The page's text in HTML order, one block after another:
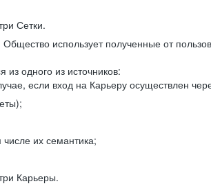
Сетки.
использует полученные от
одного из источников:
если вход на Карьеру осуществлен
их семантика;
Карьеры.